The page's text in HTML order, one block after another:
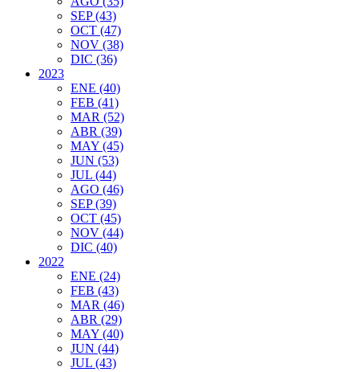
SEP (43)
OCT (47)
NOV (38)
DIC (36)
2023
ENE (40)
FEB (41)
MAR (52)
ABR (39)
MAY (45)
JUN (53)
JUL (44)
AGO (46)
SEP (39)
OCT (45)
NOV (44)
DIC (40)
2022
ENE (24)
FEB (43)
MAR (46)
ABR (29)
MAY (40)
JUN (44)
JUL (43)